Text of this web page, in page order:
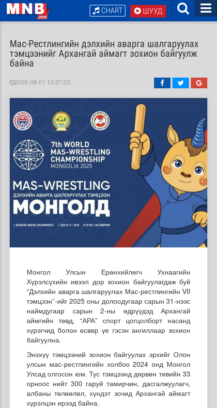
ШУУД
CHART
Мас-Рестлингийн дэлхийн аварга шалгаруулах
тэмцээнийг Архангай аймагт зохион байгуулж
байна
2025-08-01 13:27:23
Монгол Улсын Ерөнхийлөгч Ухнаагийн
Хүрэлсүхийн ивээл дор зохион байгуулагдаж буй
“Дэлхийн аварга шалгаруулах Мас-рестлингийн VII
тэмцээн”-ийг 2025 оны долоодугаар сарын 31-нээс
наймдугаар сарын 2-ны өдрүүдэд Архангай
аймгийн төвд, “АРА” спорт цогцолборт насанд
хүрэгчид болон өсвөр үе гэсэн ангиллаар зохион
байгуулна.
Энэхүү тэмцээний зохион байгуулах эрхийг Олон
улсын мас-рестлингийн холбоо 2024 онд Монгол
Улсад олгосон юм. Тус тэмцээнд дөрвөн тивийн 33
орноос нийт 300 гаруй тамирчин, дасгалжуулагч,
албаны төлөөлөл, хүндэт зочид Архангай аймагт
хүрэлцэн ирээд байна.